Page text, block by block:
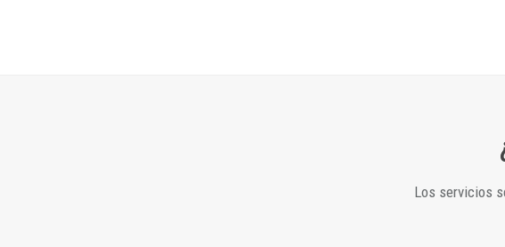
Los servicios